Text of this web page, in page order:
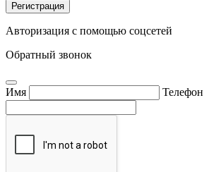
Регистрация
Авторизация с помощью соцсетей
Обратный звонок
Имя Телефон